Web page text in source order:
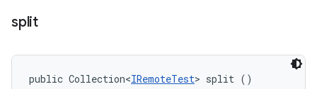
split
public Collection<IRemoteTest> split ()